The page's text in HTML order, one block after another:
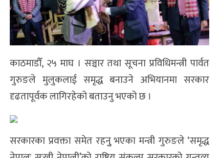
काठमाडौँ, २५ माघ । सञ्चार तथा सूचना प्रविधिमन्त्री पार्वत
गुरुङले मुलुकलाई समृद्ध बनाउने अभियानमा सरकार
दृढतापूर्वक लागिरहेको बताउनु भएको छ ।
सरकारका प्रवक्ता समेत रहनुु भएका मन्त्री गुरुङले ‘समृद्ध